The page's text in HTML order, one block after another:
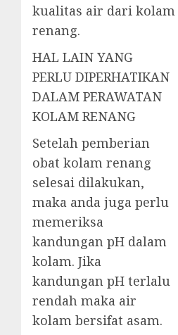
kualitas air dari kolam
renang.
HAL LAIN YANG
PERLU DIPERHATIKAN
DALAM PERAWATAN
KOLAM RENANG
Setelah pemberian
obat kolam renang
selesai dilakukan,
maka anda juga perlu
memeriksa
kandungan pH dalam
kolam. Jika
kandungan pH terlalu
rendah maka air
kolam bersifat asam.